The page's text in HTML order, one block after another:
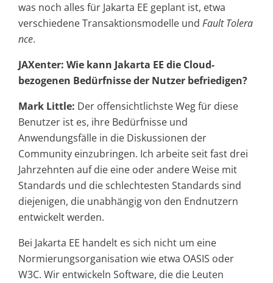
was noch alles für Jakarta EE geplant ist, etwa
verschiedene Transaktionsmodelle und Fault Tolera
nce.
JAXenter: Wie kann Jakarta EE die Cloud-
bezogenen Bedürfnisse der Nutzer befriedigen?
Mark Little: Der offensichtlichste Weg für diese
Benutzer ist es, ihre Bedürfnisse und
Anwendungsfälle in die Diskussionen der
Community einzubringen. Ich arbeite seit fast drei
Jahrzehnten auf die eine oder andere Weise mit
Standards und die schlechtesten Standards sind
diejenigen, die unabhängig von den Endnutzern
entwickelt werden.
Bei Jakarta EE handelt es sich nicht um eine
Normierungsorganisation wie etwa OASIS oder
W3C. Wir entwickeln Software, die die Leuten